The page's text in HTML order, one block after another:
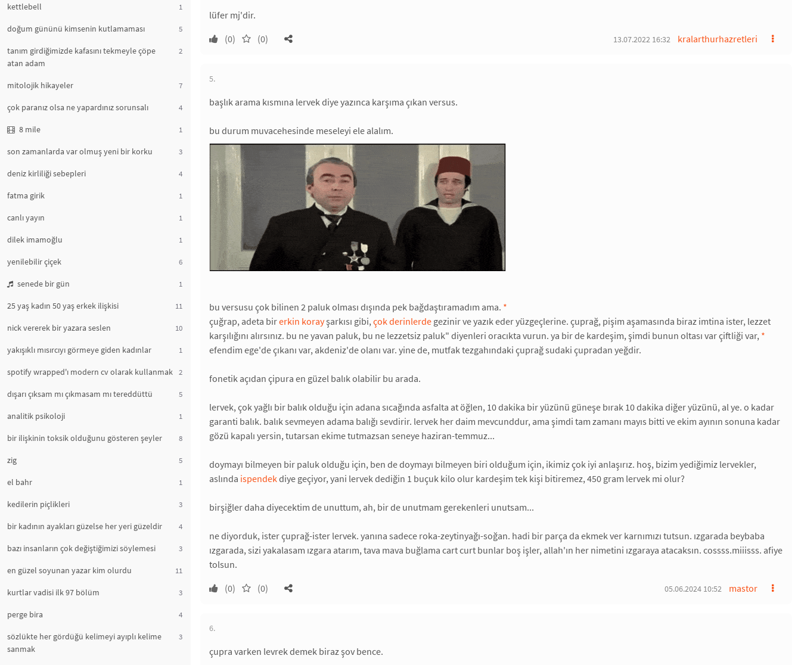
kettlebell 1
doğum gününü kimsenin kutlamaması 5
tanım girdiğimizde kafasını tekmeyle çöpe
atan adam
2
mitolojik hikayeler 7
çok paranız olsa ne yapardınız sorunsalı 4
8 mile 1
son zamanlarda var olmuş yeni bir korku 3
deniz kirliliği sebepleri 4
fatma girik 1
canlı yayın 1
dilek imamoğlu 1
yenilebilir çiçek 6
senede bir gün 1
25 yaş kadın 50 yaş erkek ilişkisi 11
nick vererek bir yazara seslen 10
yakışıklı mısırcıyı görmeye giden kadınlar 1
spotify wrapped'ı modern cv olarak kullanmak 2
dışarı çıksam mı çıkmasam mı tereddüttü 5
analitik psikoloji 1
bir ilişkinin toksik olduğunu gösteren şeyler 8
zig 5
el bahr 1
kedilerin piçlikleri 3
bir kadının ayakları güzelse her yeri güzeldir 4
bazı insanların çok değiştiğimizi söylemesi 3
en güzel soyunan yazar kim olurdu 11
kurtlar vadisi ilk 97 bölüm 3
perge bira 4
sözlükte her gördüğü kelimeyi ayıplı kelime
sanmak
3
lüfer mj'dir.
(0)
(0) kralarthurhazretleri
13.07.2022 16:32
5.
başlık arama kısmına lervek diye yazınca karşıma çıkan versus.
bu durum muvacehesinde meseleyi ele alalım.
bu versusu çok bilinen 2 paluk olması dışında pek bağdaştıramadım ama. *
çuğrap, adeta birerkin korayşarkısı gibi,çok derinlerde gezinir ve yazık eder yüzgeçlerine. çuprağ, pişim aşamasında biraz imtina ister, lezzet
karşılığını alırsınız. bu ne yavan paluk, bu ne lezzetsiz paluk" diyenleri oracıkta vurun. ya bir de kardeşim, şimdi bunun oltası var çiftliği var, *
efendim ege'de çıkanı var, akdeniz'de olanı var. yine de, mutfak tezgahındaki çuprağ sudaki çupradan yeğdir.
fonetik açıdan çipura en güzel balık olabilir bu arada.
lervek, çok yağlı bir balık olduğu için adana sıcağında asfalta at öğlen, 10 dakika bir yüzünü güneşe bırak 10 dakika diğer yüzünü, al ye. o kadar
garanti balık. balık sevmeyen adama balığı sevdirir. lervek her daim mevcunddur, ama şimdi tam zamanı mayıs bitti ve ekim ayının sonuna kadar
gözü kapalı yersin, tutarsan ekime tutmazsan seneye haziran-temmuz...
doymayı bilmeyen bir paluk olduğu için, ben de doymayı bilmeyen biri olduğum için, ikimiz çok iyi anlaşırız. hoş, bizim yediğimiz lervekler,
aslında ispendekdiye geçiyor, yani lervek dediğin 1 buçuk kilo olur kardeşim tek kişi bitiremez, 450 gram lervek mi olur?
birşiğler daha diyecektim de unuttum, ah, bir de unutmam gerekenleri unutsam...
ne diyorduk, ister çuprağ-ister lervek. yanına sadece roka-zeytinyağı-soğan. hadi bir parça da ekmek ver karnımızı tutsun. ızgarada beybaba
ızgarada, sizi yakalasam ızgara atarım, tava mava buğlama cart curt bunlar boş işler, allah'ın her nimetini ızgaraya atacaksın. cossss.miiisss. afiye
tolsun.
(0)
(0) mastor
05.06.2024 10:52
6.
çupra varken levrek demek biraz şov bence.